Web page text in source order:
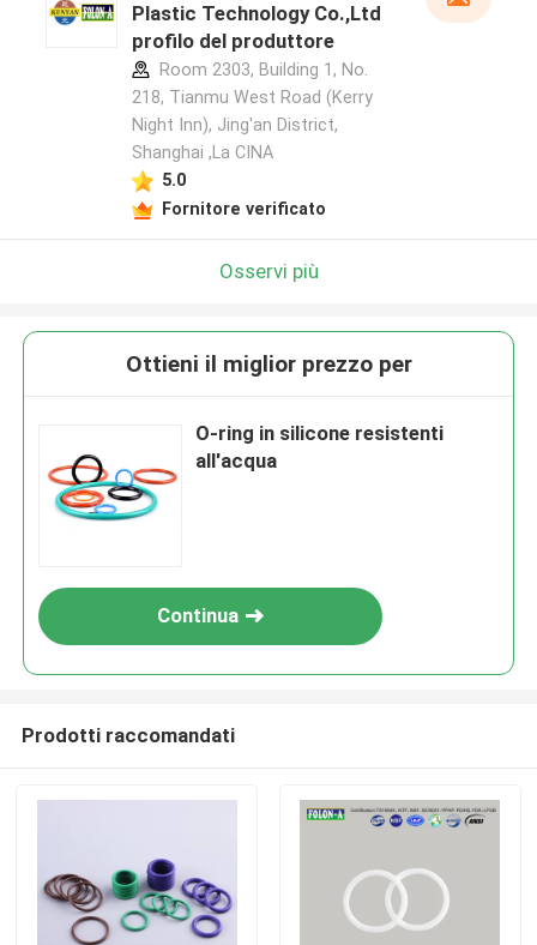
Plastic Technology Co.,Ltd
profilo del produttore
Room 2303, Building 1, No.
218, Tianmu West Road (Kerry
Night Inn), Jing'an District,
Shanghai ,La CINA
5.0
Fornitore verificato
Osservi più
Ottieni il miglior prezzo per
O-ring in silicone resistenti
all'acqua
Continua
Prodotti raccomandati